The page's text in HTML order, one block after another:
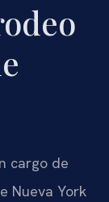
cargo de
Nueva York